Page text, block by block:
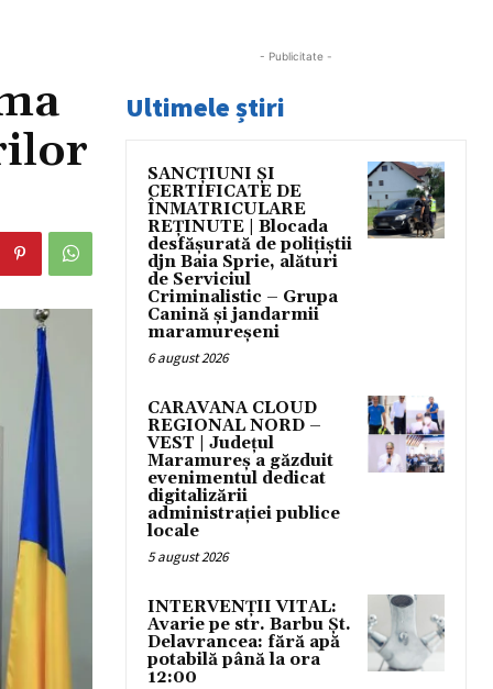
- Publicitate -
Ultimele știri
SANCȚIUNI ȘI
CERTIFICATE DE
ÎNMATRICULARE
REȚINUTE | Blocada
desfășurată de polițiștii
djn Baia Sprie, alături
de Serviciul
Criminalistic – Grupa
Canină și jandarmii
maramureșeni
6 august 2026
CARAVANA CLOUD
REGIONAL NORD –
VEST | Județul
Maramureș a găzduit
evenimentul dedicat
digitalizării
administrației publice
locale
5 august 2026
INTERVENȚII VITAL:
Avarie pe str. Barbu Șt.
Delavrancea: fără apă
potabilă până la ora
12:00